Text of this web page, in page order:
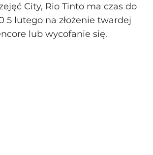
City, Rio Tinto ma czas do
5 lutego na złożenie twardej
lub wycofanie się.